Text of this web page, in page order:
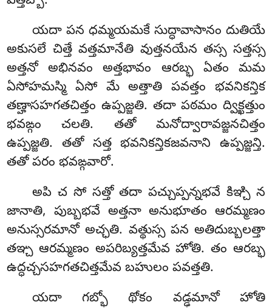
యదా పన ధమ్మయమకే సుద్ధావాసానం దుతియే
అకుసలే చిత్తే వత్తమానేతి వుత్తనయేన తస్స సత్తస్స
అత్తనో అభినవం అత్తభావం ఆరబ్భ ఏతం మమ
ఏసోహమస్మి ఏసో మే అత్తాతి పవత్తం భవనికన్తిక
తణ్హాసహగతచిత్తం ఉప్పజ్జతి. తదా పఠమం ద్విక్ఖత్తుం
భవఙ్గం చలతి. తతో మనోద్వారావజ్జనచిత్తం
ఉప్పజ్జతి. తతో సత్త భవనికన్తికజవనాని ఉప్పజ్జన్తి.
తతో పరం భవఙ్గవారో.
అపి చ సో సత్తో తదా పచ్చుప్పన్నభవే కిఞ్చి న
జానాతి, పుబ్బభవే అత్తనా అనుభూతం ఆరమ్మణం
అనుస్సరమానో అచ్ఛతి. వత్థుస్స పన అతిదుబ్బలత్తా
తఞ్చ ఆరమ్మణం అపరిబ్యత్తమేవ హోతి. తం ఆరబ్భ
ఉద్ధచ్చసహగతచిత్తమేవ బహులం పవత్తతి.
యదా గబ్భో థోకం వడ్ఢమానో హోతి